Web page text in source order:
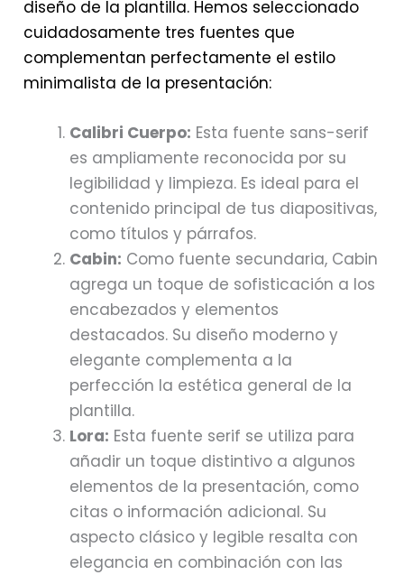
diseño de la plantilla. Hemos seleccionado
cuidadosamente tres fuentes que
complementan perfectamente el estilo
minimalista de la presentación:
Calibri Cuerpo: Esta fuente sans-serif
es ampliamente reconocida por su
legibilidad y limpieza. Es ideal para el
contenido principal de tus diapositivas,
como títulos y párrafos.
Cabin: Como fuente secundaria, Cabin
agrega un toque de sofisticación a los
encabezados y elementos
destacados. Su diseño moderno y
elegante complementa a la
perfección la estética general de la
plantilla.
Lora: Esta fuente serif se utiliza para
añadir un toque distintivo a algunos
elementos de la presentación, como
citas o información adicional. Su
aspecto clásico y legible resalta con
elegancia en combinación con las